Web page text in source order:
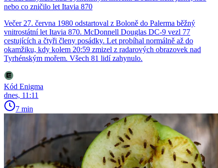
nebo co zničilo let Itavia 870
Večer 27. června 1980 odstartoval z Boloně do Palerma běžný
vnitrostátní let Itavia 870. McDonnell Douglas DC-9 vezl 77
cestujících a čtyři členy posádky. Let probíhal normálně až do
okamžiku, kdy kolem 20:59 zmizel z radarových obrazovek nad
Tyrhénským mořem. Všech 81 lidí zahynulo.
Kód Enigma
dnes, 11:11
7 min